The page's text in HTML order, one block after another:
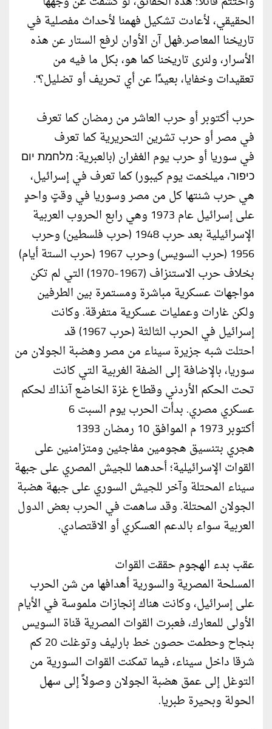
الحقيقي، لأعادت تشكيل فهمنا لأحداث مفصلية في
تاريخنا المعاصر.فهل آن الأوان لرفع الستار عن هذه
الأسرار، ولنرى تاريخنا كما هو، بكل ما فيه من
تعقيدات وخفايا، بعيدًا عن أي تحريف أو تضليل؟".
حرب أكتوبر أو حرب العاشر من رمضان كما تعرف
في مصر أو حرب تشرين التحريرية كما تعرف
في سوريا أو حرب يوم الغفران (بالعبرية: מלחמת יום
כיפור، ميلخمت يوم كيبور) كما تعرف في إسرائيل،
هي حرب شنتها كل من مصر وسوريا في وقتٍ واحدٍ
على إسرائيل عام 1973 وهي رابع الحروب العربية
الإسرائيلية بعد حرب 1948 (حرب فلسطين) وحرب
1956 (حرب السويس) وحرب 1967 (حرب الستة أيام)
بخلاف حرب الاستنزاف (1967-1970) التي لم تكن
مواجهات عسكرية مباشرة ومستمرة بين الطرفين
ولكن غارات وعمليات عسكرية متفرقة. وكانت
إسرائيل في الحرب الثالثة (حرب 1967) قد
احتلت شبه جزيرة سيناء من مصر وهضبة الجولان من
سوريا، بالإضافة إلى الضفة الغربية التي كانت
تحت الحكم الأردني وقطاع غزة الخاضع آنذاك لحكم
عسكري مصري. بدأت الحرب يوم السبت 6
أكتوبر 1973 م الموافق 10 رمضان 1393
هجري بتنسيق هجومين مفاجئين ومتزامنين على
القوات الإسرائيلية؛ أحدهما للجيش المصري على جبهة
سيناء المحتلة وآخر للجيش السوري على جبهة هضبة
الجولان المحتلة. وقد ساهمت في الحرب بعض الدول
العربية سواء بالدعم العسكري أو الاقتصادي.
عقب بدء الهجوم حققت القوات
المسلحة المصرية والسورية أهدافها من شن الحرب
على إسرائيل، وكانت هناك إنجازات ملموسة في الأيام
الأولى للمعارك، فعبرت القوات المصرية قناة السويس
بنجاح وحطمت حصون خط بارليف وتوغلت 20 كم
شرقا داخل سيناء، فيما تمكنت القوات السورية من
التوغل إلى عمق هضبة الجولان وصولاً إلى سهل
الحولة وبحيرة طبريا.